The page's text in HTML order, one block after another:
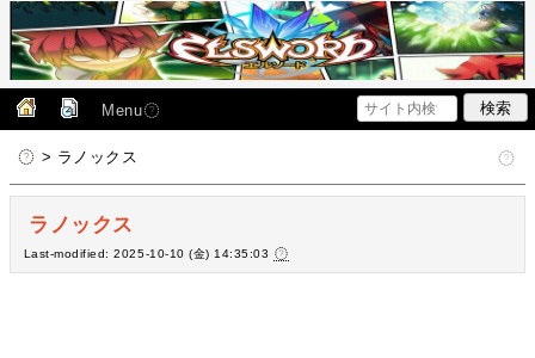
Menu
> ラノックス
ラノックス
Last-modified: 2025-10-10 (金) 14:35:03